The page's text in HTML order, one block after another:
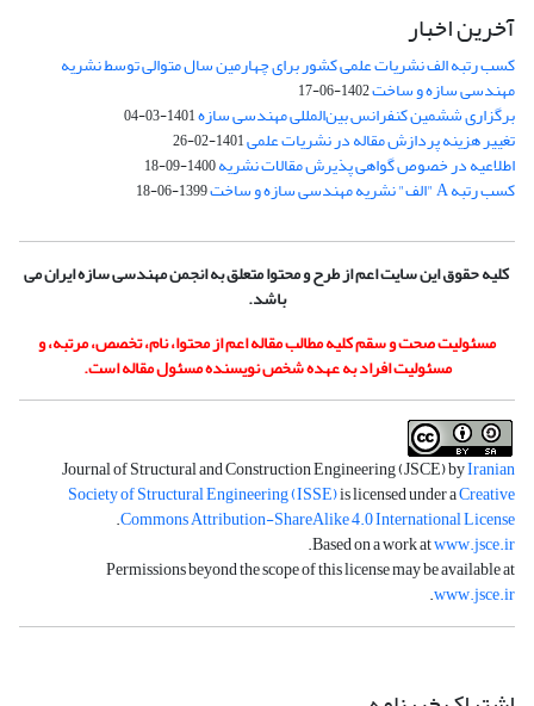
آخرین اخبار
کسب رتبه الف نشریات علمی کشور برای چهارمین سال متوالی توسط نشریه
مهندسی سازه و ساخت1402-06-17
برگزاری ششمین کنفرانس بین‌المللی مهندسی سازه1401-03-04
تغییر هزینه پردازش مقاله در نشریات علمی1401-02-26
اطلاعیه در خصوص گواهی پذیرش مقالات نشریه1400-09-18
کسب رتبه A "الف" نشریه مهندسی سازه و ساخت 1399-06-18
کلیه حقوق این سایت اعم از طرح و محتوا متعلق به انجمن مهندسی سازه ایران می
باشد.
مسئولیت صحت و سقم کلیه مطالب مقاله اعم از محتوا، نام، تخصص، مرتبه، و
مسئولیت افراد به عهده شخص نویسنده مسئول مقاله است.
Journal of Structural and Construction Engineering (JSCE) byIranian
Society of Structural Engineering (ISSE)is licensed under aCreative
Commons Attribution-ShareAlike 4.0 International License
.
Based on a work atwww.jsce.ir
.
Permissions beyond the scope of this license may be available at
www.jsce.ir
.